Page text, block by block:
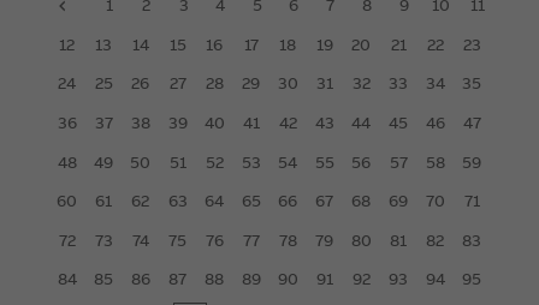
1 2 3 4 5 6 7 8 9 10
11
12
13 14 15 16 17 18 19 20 21 22
23
24
25 26 27 28 29 30 31 32 33 34
35
36
37 38 39 40 41 42 43 44 45 46
47
48
49 50 51 52 53 54 55 56 57 58
59
60
61 62 63 64 65 66 67 68 69 70
71
72
73 74 75 76 77 78 79 80 81 82
83
84
85 86 87 88 89 90 91 92 93 94
95